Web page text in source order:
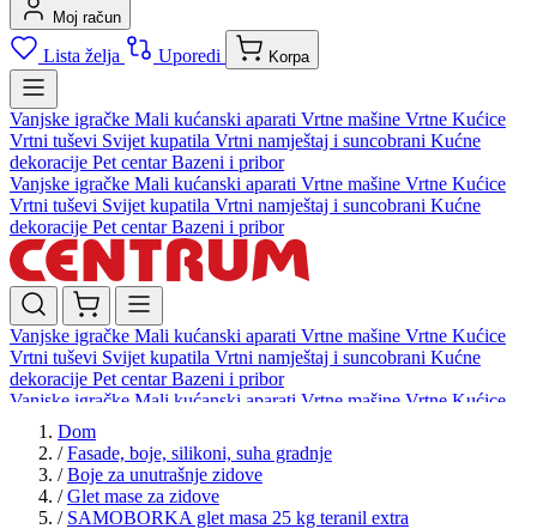
Moj račun
Lista želja Uporedi Korpa
Vanjske igračke Mali kućanski aparati Vrtne mašine Vrtne Kućice
Vrtni tuševi Svijet kupatila Vrtni namještaj i suncobrani Kućne
dekoracije Pet centarBazeni i pribor
Vanjske igračke Mali kućanski aparati Vrtne mašine Vrtne Kućice
Vrtni tuševi Svijet kupatila Vrtni namještaj i suncobrani Kućne
dekoracije Pet centarBazeni i pribor
Vanjske igračke Mali kućanski aparati Vrtne mašine Vrtne Kućice
Vrtni tuševi Svijet kupatila Vrtni namještaj i suncobrani Kućne
dekoracije Pet centarBazeni i pribor
Vanjske igračke Mali kućanski aparati Vrtne mašine Vrtne Kućice
Vrtni tuševi
dekoracijePet centar Bazeni i pribor
Dom
/ Fasade, boje, silikoni, suha gradnje
/ Boje za unutrašnje zidove
/ Glet mase za zidove
/ SAMOBORKA glet masa 25 kg teranil extra